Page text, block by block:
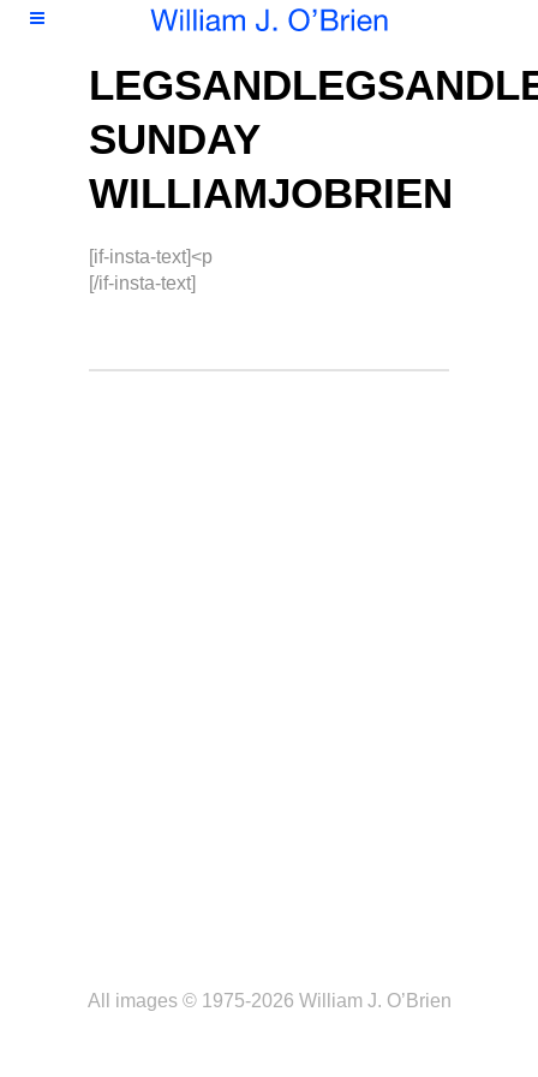
SUNDAY
WILLIAMJOBRIEN
[if-insta-text]<p
[/if-insta-text]
All images © 1975-2026 William J. O’Brien